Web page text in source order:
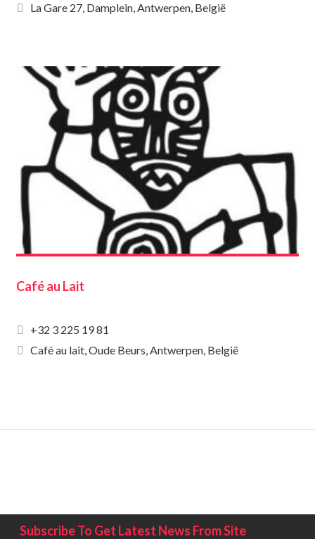
La Gare 27, Damplein, Antwerpen, België
Café au Lait
+32 3 225 19 81
Café au lait, Oude Beurs, Antwerpen, België
Subscribe To Get Latest News From Site